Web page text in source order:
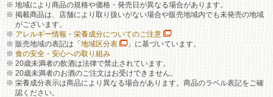
地域により商品の規格や価格・発売日が異なる場合があります。
掲載商品は、店舗により取り扱いがない場合や販売地域内でも未発売の地域
がございます。
アレルギー情報・栄養成分についてのご注意
販売地域の表記は「 地域区分表
」に基づいています。
食の安全・安心への取り組み
20歳未満者の飲酒は法律で禁止されています。
20歳未満者のお酒のご注文はお受けできません。
栄養成分表示は商品により異なる場合があります。商品のラベル表記をご確
認ください。